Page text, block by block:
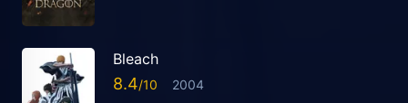
Bleach
8.4 2004